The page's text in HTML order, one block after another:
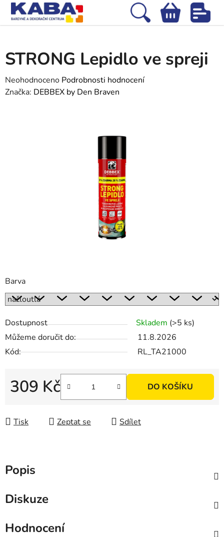
Přejít
obsah
Hledat
NÁKUPNÍ
Barva
Dostupnost Skladem (>5 ks)
Můžeme doručit do:
11.8.2026
Kód:
RL_TA21000
309 Kč DO KOŠÍKU
Tisk Zeptat se Sdílet
STRONG Lepidlo ve spreji
Průměrné
hodnocení
Neohodnoceno Podrobnosti hodnocení
Značka: DEBBEX by Den Braven
Popis
Diskuze
Hodnocení